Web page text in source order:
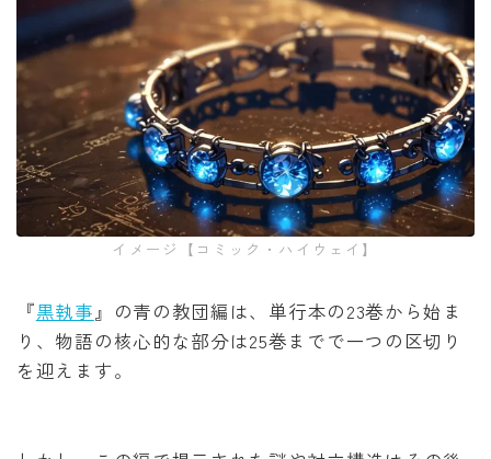
イメージ【コミック・ハイウェイ】
『黒執事』の青の教団編は、単行本の23巻から始ま
り、物語の核心的な部分は25巻までで一つの区切り
を迎えます。